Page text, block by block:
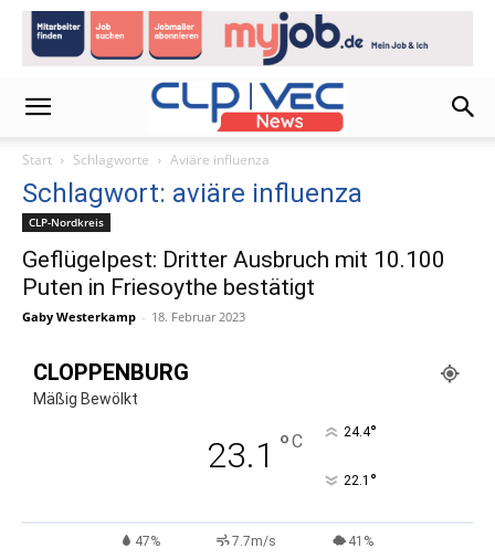
Start Schlagworte Aviäre influenza
Schlagwort: aviäre influenza
CLP-Nordkreis
Geflügelpest: Dritter Ausbruch mit 10.100
Puten in Friesoythe bestätigt
Gaby Westerkamp - 18. Februar 2023
CLOPPENBURG
Mäßig Bewölkt
23.1 °C 24.4°
22.1 °
47% 7.7m/s 41%